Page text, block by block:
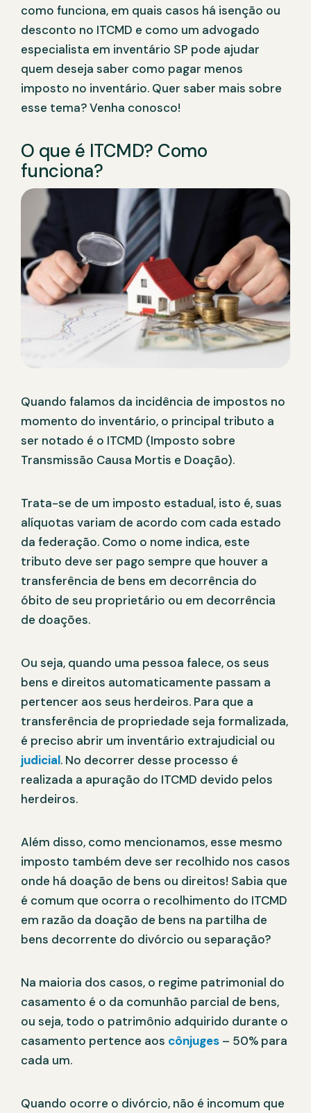
como funciona, em quais casos há isenção ou
desconto no ITCMD e como um advogado
especialista em inventário SP pode ajudar
quem deseja saber como pagar menos
imposto no inventário. Quer saber mais sobre
esse tema? Venha conosco!
O que é ITCMD? Como
funciona?
Quando falamos da incidência de impostos no
momento do inventário, o principal tributo a
ser notado é o ITCMD (Imposto sobre
Transmissão Causa Mortis e Doação).
Trata-se de um imposto estadual, isto é, suas
alíquotas variam de acordo com cada estado
da federação. Como o nome indica, este
tributo deve ser pago sempre que houver a
transferência de bens em decorrência do
óbito de seu proprietário ou em decorrência
de doações.
Ou seja, quando uma pessoa falece, os seus
bens e direitos automaticamente passam a
pertencer aos seus herdeiros. Para que a
transferência de propriedade seja formalizada,
é preciso abrir um inventário extrajudicial ou
judicial. No decorrer desse processo é
realizada a apuração do ITCMD devido pelos
herdeiros.
Além disso, como mencionamos, esse mesmo
imposto também deve ser recolhido nos casos
onde há doação de bens ou direitos! Sabia que
é comum que ocorra o recolhimento do ITCMD
em razão da doação de bens na partilha de
bens decorrente do divórcio ou separação?
Na maioria dos casos, o regime patrimonial do
casamento é o da comunhão parcial de bens,
ou seja, todo o patrimônio adquirido durante o
casamento pertence aos cônjuges – 50% para
cada um.
Quando ocorre o divórcio, não é incomum que